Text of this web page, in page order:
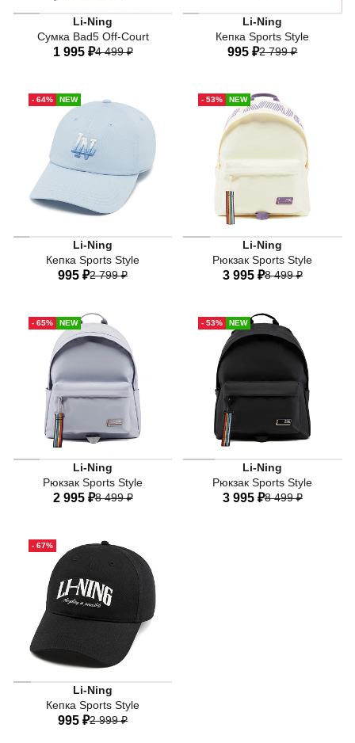
Li-Ning
Сумка Bad5 Off-Court
1 995 ₽4 499 ₽
One-size
Li-Ning
Кепка Sports Style
995 ₽2 799 ₽
One-size
- 64% NEW
Li-Ning
Кепка Sports Style
995 ₽2 799 ₽
One-size
- 53% NEW
Li-Ning
Рюкзак Sports Style
3 995 ₽8 499 ₽
One-size
- 65% NEW
Li-Ning
Рюкзак Sports Style
2 995 ₽8 499 ₽
- 53% NEW
Li-Ning
Рюкзак Sports Style
3 995 ₽8 499 ₽
- 67%
Li-Ning
Кепка Sports Style
995 ₽2 999 ₽